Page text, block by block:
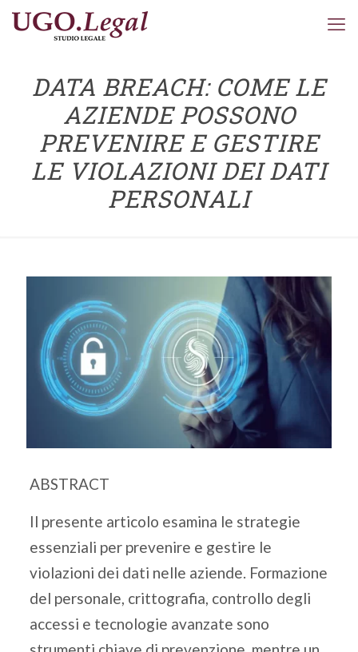
DATA BREACH: COME LE
AZIENDE POSSONO
PREVENIRE E GESTIRE
LE VIOLAZIONI DEI DATI
PERSONALI
ABSTRACT
Il presente articolo esamina le strategie
essenziali per prevenire e gestire le
violazioni dei dati nelle aziende. Formazione
del personale, crittografia, controllo degli
accessi e tecnologie avanzate sono